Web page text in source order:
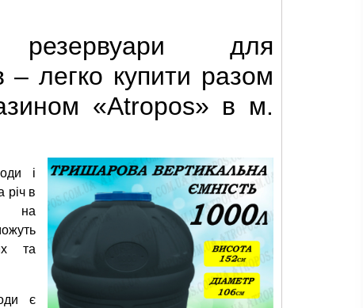
резервуари для
– легко купити разом
«Atropos» в м.
і
річ в
на
та
є